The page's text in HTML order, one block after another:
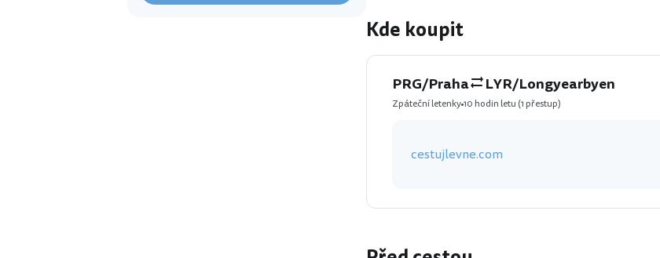
Kde koupit
PRG/Praha LYR/Longyearbyen
Zpáteční letenky10 hodin letu (1 přestup)
cestujlevne.com